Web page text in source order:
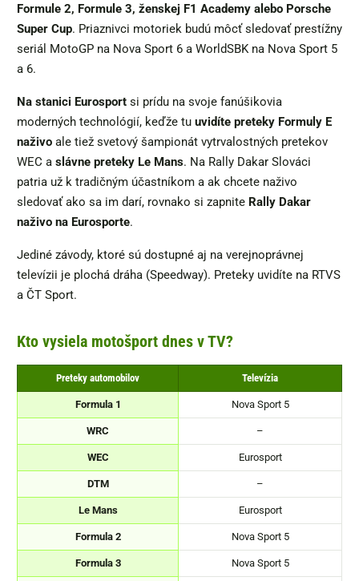
Formule 2, Formule 3, ženskej F1 Academy alebo Porsche
Super Cup. Priaznivci motoriek budú môcť sledovať prestížny
seriál MotoGP na Nova Sport 6 a WorldSBK na Nova Sport 5
a 6.
Na stanici Eurosport si prídu na svoje fanúšikovia
moderných technológií, keďže tu uvidíte preteky Formuly E
naživo ale tiež svetový šampionát vytrvalostných pretekov
WEC a slávne preteky Le Mans. Na Rally Dakar Slováci
patria už k tradičným účastníkom a ak chcete naživo
sledovať ako sa im darí, rovnako si zapnite Rally Dakar
naživo na Eurosporte.
Jediné závody, ktoré sú dostupné aj na verejnoprávnej
televízii je plochá dráha (Speedway). Preteky uvidíte na RTVS
a ČT Sport.
Kto vysiela motošport dnes v TV?
Preteky automobilov Televízia
Formula 1 Nova Sport 5
WRC –
WEC Eurosport
DTM –
Le Mans Eurosport
Formula 2 Nova Sport 5
Formula 3 Nova Sport 5